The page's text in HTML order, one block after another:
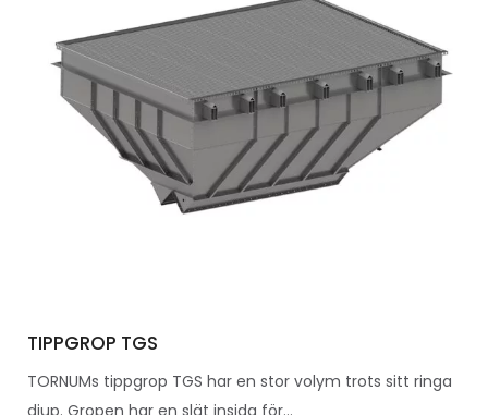
TIPPGROP TGS
TORNUMs tippgrop TGS har en stor volym trots sitt ringa
djup. Gropen har en slät insida för...